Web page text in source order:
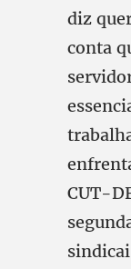
diz
conta
CUT-